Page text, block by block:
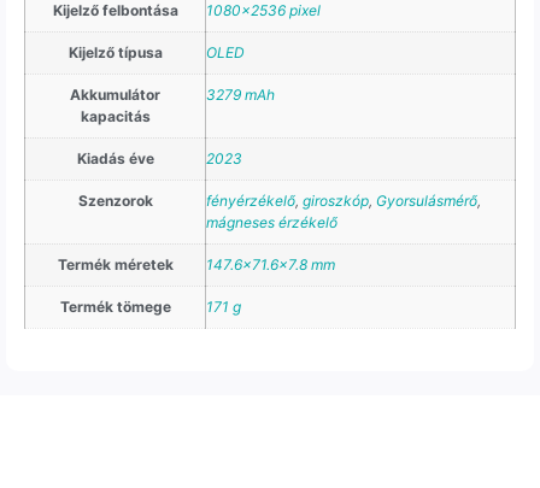
Kijelző felbontása 1080×2536 pixel
Kijelző típusa OLED
Akkumulátor
kapacitás
3279 mAh
Kiadás éve 2023
Szenzorok fényérzékelő, giroszkóp, Gyorsulásmérő,
mágneses érzékelő
Termék méretek 147.6×71.6×7.8 mm
Termék tömege 171 g